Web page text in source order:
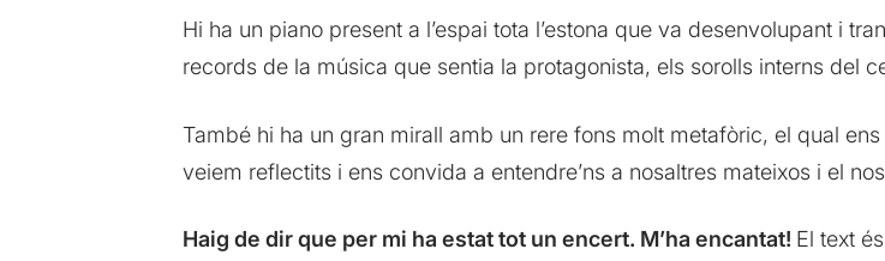
Hi ha un piano present a l’espai tota l’estona que va desenvolupant i
records de la música que sentia la protagonista, els sorolls interns del
També hi ha un gran mirall amb un rere fons molt metafòric, el qual
veiem reflectits i ens convida a entendre’ns a nosaltres mateixos i el
Haig de dir que per mi ha estat tot un encert. M’ha encantat! El text